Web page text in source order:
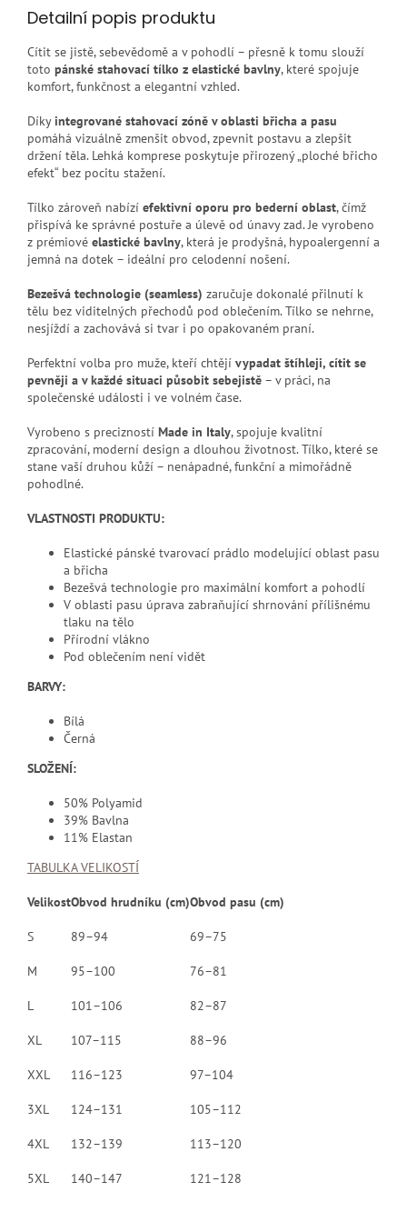
Detailní popis produktu
Cítit se jistě, sebevědomě a v pohodlí – přesně k tomu slouží
toto pánské stahovací tílko z elastické bavlny, které spojuje
komfort, funkčnost a elegantní vzhled.
Díkyintegrované stahovací zóně v oblasti břicha a pasu
pomáhá vizuálně zmenšit obvod, zpevnit postavu a zlepšit
držení těla. Lehká komprese poskytuje přirozený „ploché břicho
efekt“ bez pocitu stažení.
Tílko zároveň nabízí efektivní oporu pro bederní oblast, čímž
přispívá ke správné postuře a úlevě od únavy zad. Je vyrobeno
z prémiové elastické bavlny, která je prodyšná, hypoalergenní a
jemná na dotek – ideální pro celodenní nošení.
Bezešvá technologie (seamless) zaručuje dokonalé přilnutí k
tělu bez viditelných přechodů pod oblečením. Tílko se nehrne,
nesjíždí a zachovává si tvar i po opakovaném praní.
Perfektní volba pro muže, kteří chtějí vypadat štíhleji, cítit se
pevněji a v každé situaci působit sebejistě – v práci, na
společenské události i ve volném čase.
Vyrobeno s precizností Made in Italy, spojuje kvalitní
zpracování, moderní design a dlouhou životnost. Tílko, které se
stane vaší druhou kůží – nenápadné, funkční a mimořádně
pohodlné.
VLASTNOSTI PRODUKTU:
Elastické pánské tvarovací prádlo modelující oblast pasu
a břicha
Bezešvá technologie pro maximální komfort a pohodlí
V oblasti pasu úprava zabraňující shrnování přílišnému
tlaku na tělo
Přírodní vlákno
Pod oblečením není vidět
BARVY:
Bílá
Černá
SLOŽENÍ:
50% Polyamid
39% Bavlna
11% Elastan
TABULKA VELIKOSTÍ
VelikostObvod hrudníku (cm)Obvod pasu (cm)
S 89–94 69–75
M 95–100 76–81
L 101–106 82–87
XL 107–115 88–96
XXL 116–123 97–104
3XL 124–131 105–112
4XL 132–139 113–120
5XL 140–147 121–128